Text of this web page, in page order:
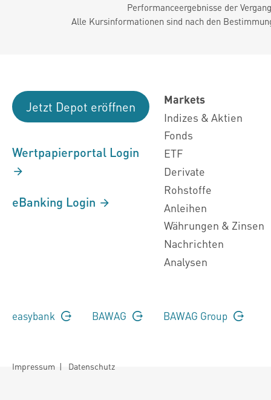
Performanceergebnisse der
Alle Kursinformationen sind nach den
Jetzt Depot eröffnen
Wertpapierportal Login
eBanking Login
Markets
Indizes & Aktien
Fonds
ETF
Derivate
Rohstoffe
Anleihen
Währungen & Zinsen
Nachrichten
Analysen
easybank BAWAG BAWAG Group
Impressum | Datenschutz